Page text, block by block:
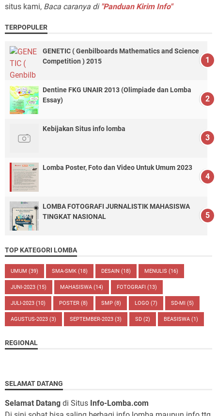
situs kami, Baca caranya di "Panduan Kirim Info"
TERPOPULER
GENETIC ( Genbilboards Mathematics and Science
Competition ) 2015
Dentine FKG UNAIR 2013 (Olimpiade dan Lomba
Essay)
Kebijakan Situs info lomba
Lomba Poster, Foto dan Video Untuk Umum 2023
LOMBA FOTOGRAFI JURNALISTIK MAHASISWA
TINGKAT NASIONAL
TOP KATEGORI LOMBA
UMUM (39) SMA-SMK (18) DESAIN (18) MENULIS (16)
JUNI-2023 (15) MAHASISWA (14) FOTOGRAFI (13)
JULI-2023 (10) POSTER (8) SMP (8) LOGO (7) SD-MI (5)
AGUSTUS-2023 (3) SEPTEMBER-2023 (3) SD (2) BEASISWA (1)
REGIONAL
SELAMAT DATANG
Selamat Datang di Situs Info-Lomba.com